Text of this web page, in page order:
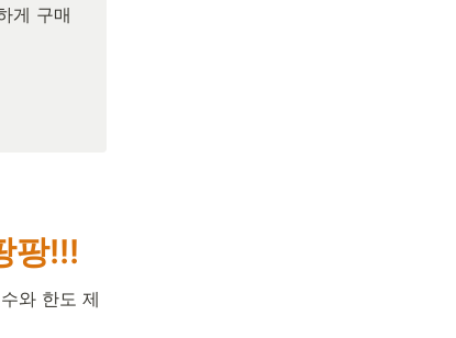
게 구매
팡!!!
와 한도 제